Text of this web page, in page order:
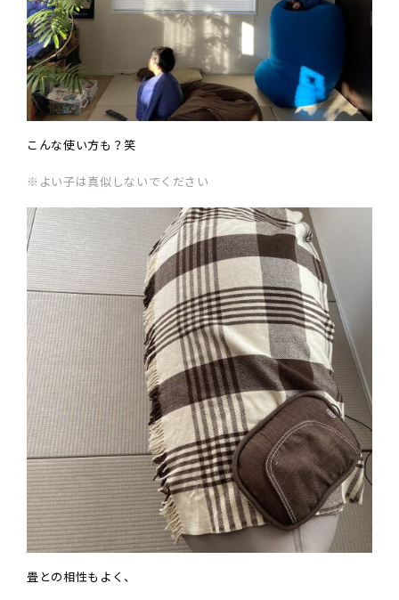
こんな使い方も？笑
※よい子は真似しないでください
畳との相性もよく、